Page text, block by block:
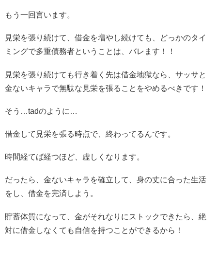
もう一回言います。
見栄を張り続けて、借金を増やし続けても、どっかのタイ
ミングで多重債務者ということは、バレます！！
見栄を張り続けても行き着く先は借金地獄なら、サッサと
金ないキャラで無駄な見栄を張ることをやめるべきです！
そう…tadのように…
借金して見栄を張る時点で、終わってるんです。
時間経てば経つほど、虚しくなります。
だったら、金ないキャラを確立して、身の丈に合った生活
をし、借金を完済しよう。
貯蓄体質になって、金がそれなりにストックできたら、絶
対に借金しなくても自信を持つことができるから！